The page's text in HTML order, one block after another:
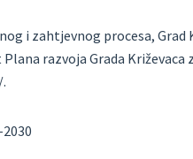
i zahtjevnog procesa, Grad
razvoja Grada Križevaca